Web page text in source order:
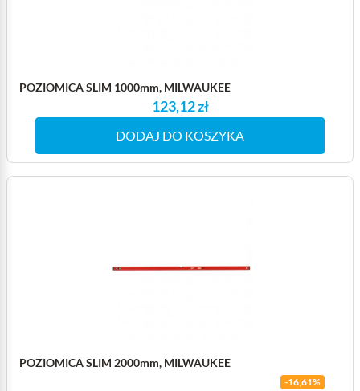
POZIOMICA SLIM 1000mm, MILWAUKEE
123,12 zł
DODAJ DO KOSZYKA
POZIOMICA SLIM 2000mm, MILWAUKEE
-16,61%